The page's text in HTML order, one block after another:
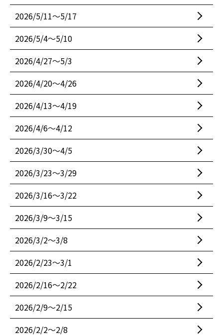
2026/5/11〜5/17
2026/5/4〜5/10
2026/4/27〜5/3
2026/4/20〜4/26
2026/4/13〜4/19
2026/4/6〜4/12
2026/3/30〜4/5
2026/3/23〜3/29
2026/3/16〜3/22
2026/3/9〜3/15
2026/3/2〜3/8
2026/2/23〜3/1
2026/2/16〜2/22
2026/2/9〜2/15
2026/2/2〜2/8